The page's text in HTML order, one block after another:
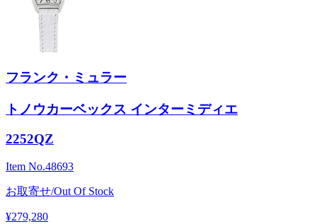
フランク・ミュラー
トノウカーベックス インターミディエ
2252QZ
Item No.48693
お取寄せ/Out Of Stock
¥279,280